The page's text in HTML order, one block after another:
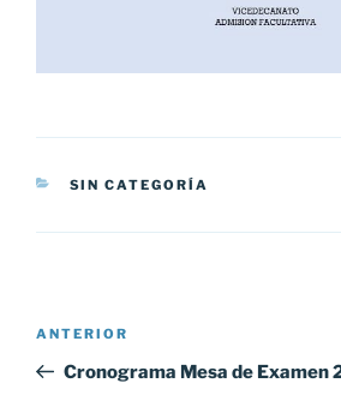
CATEGORÍAS
SIN CATEGORÍA
Navegación
entradas
Entrada
anterior:
ANTERIOR
Cronograma Mesa de Examen